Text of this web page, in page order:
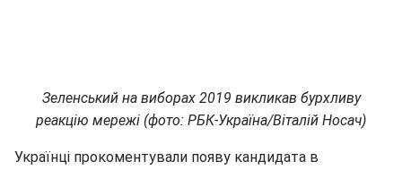
Зеленський на виборах 2019 викликав бурхливу
реакцію мережі (фото: РБК-Україна/Віталій Носач)
Українці прокоментували появу кандидата в